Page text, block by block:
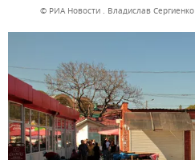
© РИА Новости . Владислав Сергиенко